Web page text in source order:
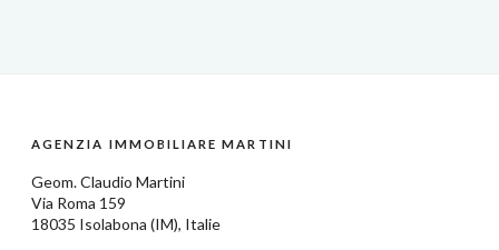
AGENZIA IMMOBILIARE MARTINI
Geom.Claudio Martini
Via Roma 159
18035 Isolabona (IM), Italie